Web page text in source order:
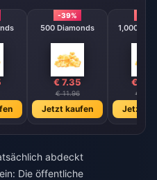
-39%
500 Diamonds
€ 7.35
€ 11.96
Jetzt kaufen
1,000
€
€
Jetzt
abdeckt
Die öffentliche